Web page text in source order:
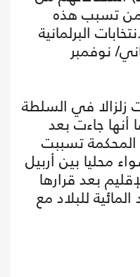
تسبب هذه
البرلمانية
الثاني/ نوفمبر
زلزالا في السلطة
أنها جاءت بعد
تسببت
محليا بين أربيل
بعد قرارها
للبلاد مع